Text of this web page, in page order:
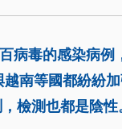
病毒的感染病
南等國都紛紛
檢測也都是陰性